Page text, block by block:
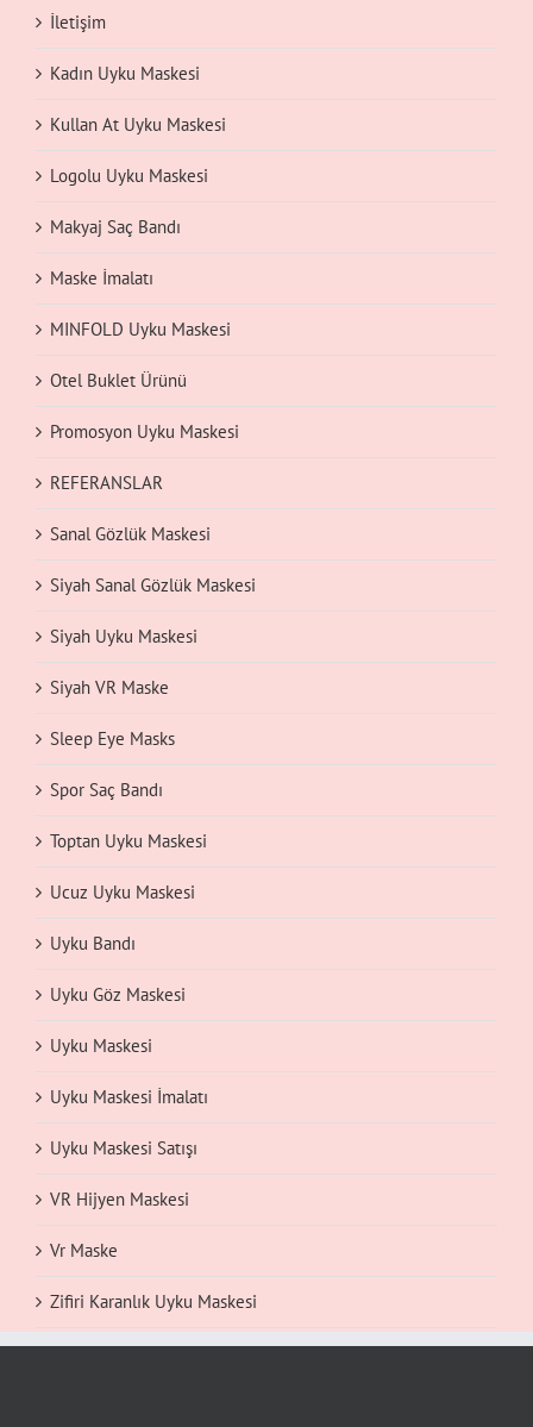
İletişim
Kadın Uyku Maskesi
Kullan At Uyku Maskesi
Logolu Uyku Maskesi
Makyaj Saç Bandı
Maske İmalatı
MINFOLD Uyku Maskesi
Otel Buklet Ürünü
Promosyon Uyku Maskesi
REFERANSLAR
Sanal Gözlük Maskesi
Siyah Sanal Gözlük Maskesi
Siyah Uyku Maskesi
Siyah VR Maske
Sleep Eye Masks
Spor Saç Bandı
Toptan Uyku Maskesi
Ucuz Uyku Maskesi
Uyku Bandı
Uyku Göz Maskesi
Uyku Maskesi
Uyku Maskesi İmalatı
Uyku Maskesi Satışı
VR Hijyen Maskesi
Vr Maske
Zifiri Karanlık Uyku Maskesi